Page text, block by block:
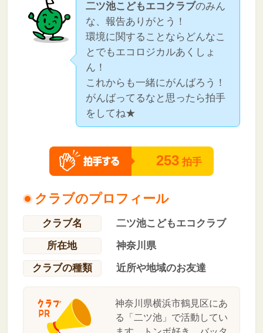
二ツ池こどもエコクラブのみん
な、報告ありがとう！
環境に関することならどんなこ
とでもエコロジカルあくしょ
ん！
これからも一緒にがんばろう！
がんばってるなと思ったら拍手
をしてね★
253 拍手
クラブのプロフィール
クラブ名
二ツ池こどもエコクラブ
所在地
神奈川県
クラブの種類
近所や地域のお友達
神奈川県横浜市鶴見区にあ
る「二ツ池」で活動してい